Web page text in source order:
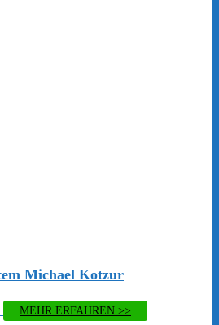
Michael Kotzur
Aktueller
MEHR ERFAHREN >>